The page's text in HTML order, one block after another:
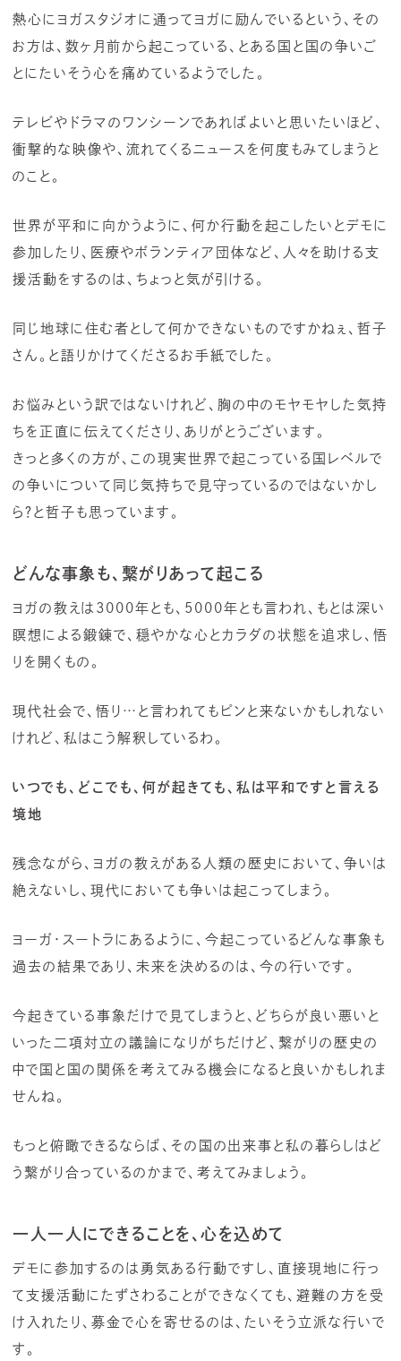
熱心にヨガスタジオに通ってヨガに励んでいるという、その
お方は、数ヶ月前から起こっている、とある国と国の争いご
とにたいそう心を痛めているようでした。
テレビやドラマのワンシーンであればよいと思いたいほど、
衝撃的な映像や、流れてくるニュースを何度もみてしまうと
のこと。
世界が平和に向かうように、何か行動を起こしたいとデモに
参加したり、医療やボランティア団体など、人々を助ける支
援活動をするのは、ちょっと気が引ける。
同じ地球に住む者として何かできないものですかねぇ、哲子
さん。と語りかけてくださるお手紙でした。
お悩みという訳ではないけれど、胸の中のモヤモヤした気持
ちを正直に伝えてくださり、ありがとうございます。
きっと多くの方が、この現実世界で起こっている国レベルで
の争いについて同じ気持ちで見守っているのではないかし
ら？と哲子も思っています。
どんな事象も、繋がりあって起こる
ヨガの教えは3000年とも、5000年とも言われ、もとは深い
瞑想による鍛錬で、穏やかな心とカラダの状態を追求し、悟
りを開くもの。
現代社会で、悟り…と言われてもピンと来ないかもしれない
けれど、私はこう解釈しているわ。
いつでも、どこでも、何が起きても、私は平和ですと言える
境地
残念ながら、ヨガの教えがある人類の歴史において、争いは
絶えないし、現代においても争いは起こってしまう。
ヨーガ・スートラにあるように、今起こっているどんな事象も
過去の結果であり、未来を決めるのは、今の行いです。
今起きている事象だけで見てしまうと、どちらが良い悪いと
いった二項対立の議論になりがちだけど、繋がりの歴史の
中で国と国の関係を考えてみる機会になると良いかもしれま
せんね。
もっと俯瞰できるならば、その国の出来事と私の暮らしはど
う繋がり合っているのかまで、考えてみましょう。
一人一人にできることを、心を込めて
デモに参加するのは勇気ある行動ですし、直接現地に行っ
て支援活動にたずさわることができなくても、避難の方を受
け入れたり、募金で心を寄せるのは、たいそう立派な行いで
す。